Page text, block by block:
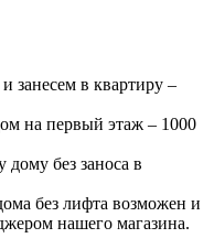
занесем в квартиру –
на первый этаж – 1000
дому без заноса в
без лифта возможен и
нашего магазина.